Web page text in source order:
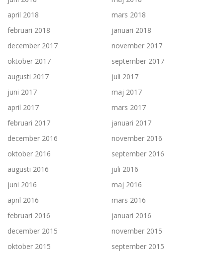
april 2018
mars 2018
februari 2018
januari 2018
december 2017
november 2017
oktober 2017
september 2017
augusti 2017
juli 2017
juni 2017
maj 2017
april 2017
mars 2017
februari 2017
januari 2017
december 2016
november 2016
oktober 2016
september 2016
augusti 2016
juli 2016
juni 2016
maj 2016
april 2016
mars 2016
februari 2016
januari 2016
december 2015
november 2015
oktober 2015
september 2015